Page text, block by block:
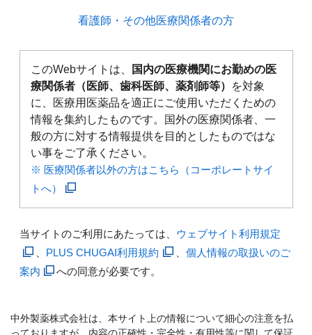
看護師・その他医療関係者の方​
このWebサイトは、
国内の医療機関にお勤めの医
療関係者（医師、歯科医師、薬剤師等）
を対象
に、医療用医薬品を適正にご使用いただくための
情報を集約したものです。国外の医療関係者、一
般の方に対する情報提供を目的としたものではな
い事をご了承ください。
※ 医療関係者以外の方はこちら（コーポレートサイ
トへ）
当サイトのご利用にあたっては、 ウェブサイト利用規定
PLUS CHUGAI利用規約
個人情報の取扱いのご
案内
への同意が必要です。
中外製薬株式会社は、本サイト上の情報について細心の注意を払
っておりますが、内容の正確性・完全性・有用性等に関して保証